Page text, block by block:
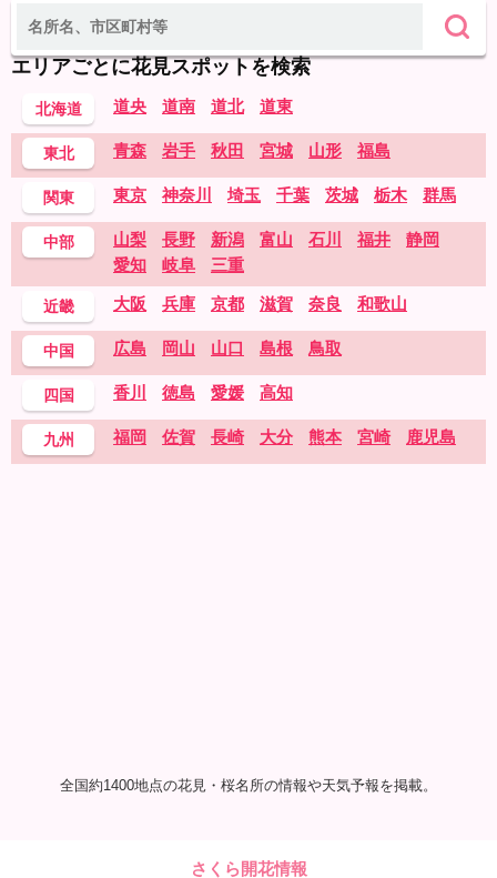
エリアごとに花見スポットを検索
北海道 道央 道南 道北 道東
東北 青森 岩手 秋田 宮城 山形 福島
関東 東京 神奈川 埼玉 千葉 茨城 栃木 群馬
中部 山梨 長野 新潟 富山 石川 福井
静岡
愛知
岐阜 三重
近畿 大阪 兵庫 京都 滋賀 奈良 和歌山
中国 広島 岡山 山口 島根 鳥取
四国 香川 徳島 愛媛 高知
九州 福岡 佐賀 長崎 大分 熊本 宮崎 鹿児島
全国約1400地点の花見・桜名所の情報や天気予報を掲載。
さくら開花情報